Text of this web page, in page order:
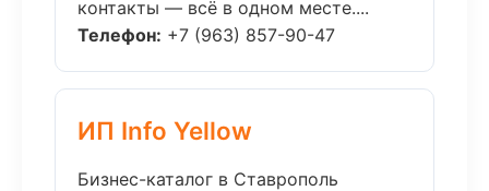
контакты — всё в одном месте....
Телефон: +7 (963) 857-90-47
ИП Info Yellow
Бизнес-каталог в Ставрополь